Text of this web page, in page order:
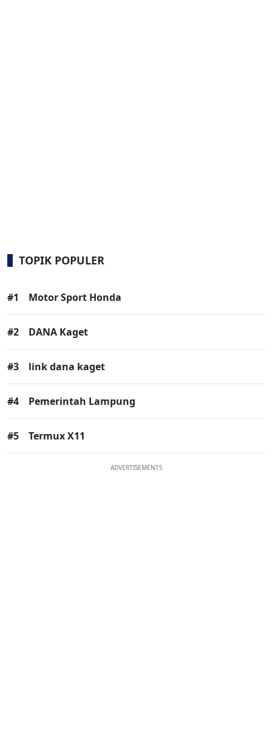
TOPIK POPULER
#1 Motor Sport Honda
#2 DANA Kaget
#3 link dana kaget
#4 Pemerintah Lampung
#5 Termux X11
ADVERTISEMENTS